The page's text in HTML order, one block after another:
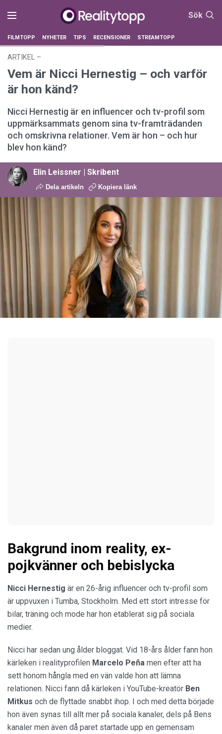
Sök
FILMTOPP NYHETER TIPS RECENSIONER STREAMTOPP
ARTIKEL –
Vem är Nicci Hernestig – och varför
är hon känd?
Nicci Hernestig är en influencer och tv-profil som
uppmärksammats genom sina tv-framträdanden
och omskrivna relationer. Vem är hon – och hur
blev hon känd?
Elin Leissner | Skribent
Dela artikeln Kopiera länk
Bakgrund inom reality, ex-
pojkvänner och bebislycka
Nicci Hernestig är en 26-årig influencer och tv-profil som
är uppvuxen i Tumba, Stockholm. Med ett stort intresse för
bilar, träning och mode har hon etablerat sig på sociala
medier.
Nicci har sedan ung ålder bloggat. Vid 18-års ålder fann hon
kärleken i realityprofilen Marcelo Peña men efter att ha
sett honom hångla med en vän valde hon att lämna
relationen. Nicci fann då kärleken i YouTube-kreatör Ben
Mitkus och de flyttade snabbt ihop. I och med detta började
hon även synas till allt mer på sociala kanaler, dels på Bens
kanaler men även då paret startade upp en gemensam